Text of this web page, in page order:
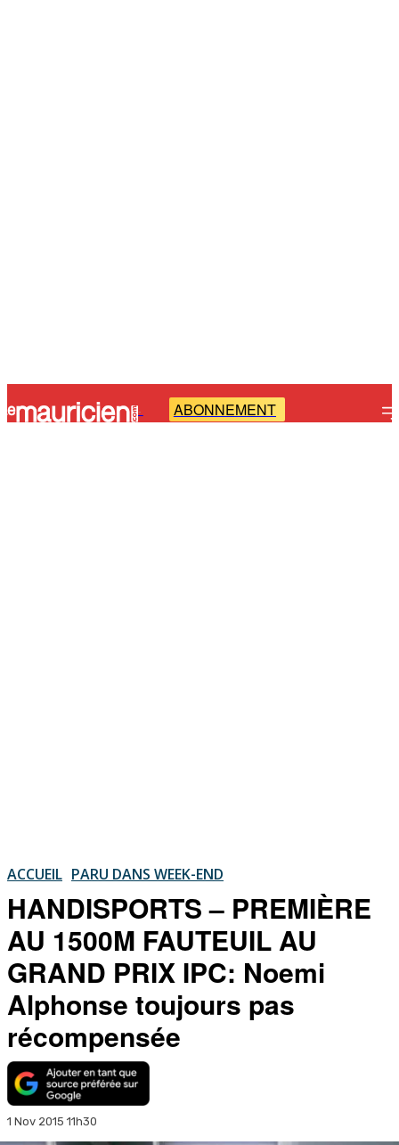
- ABONNEMENT
ACCUEIL PARU DANS WEEK-END
HANDISPORTS – PREMIÈRE
AU 1500M FAUTEUIL AU
GRAND PRIX IPC: Noemi
Alphonse toujours pas
récompensée
1 Nov 2015 11h30